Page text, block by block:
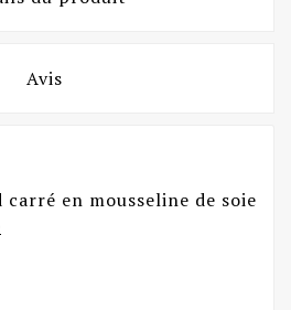
Avis
en mousseline de soie